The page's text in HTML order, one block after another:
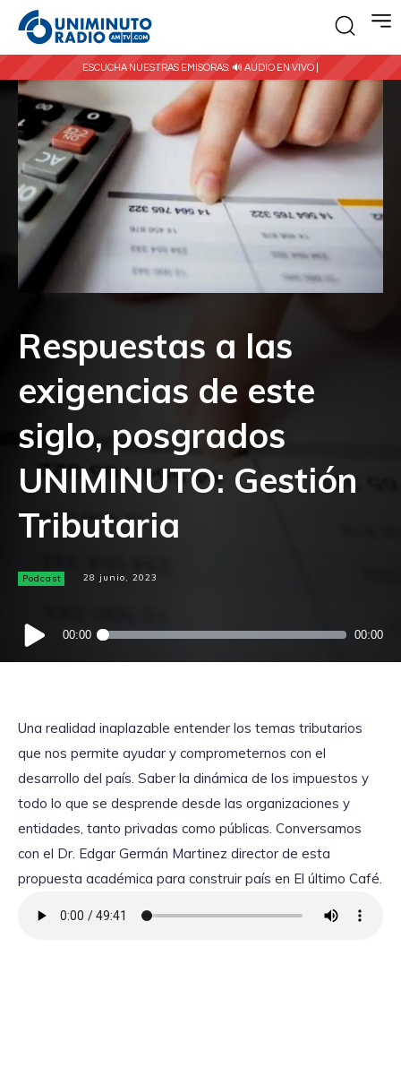
ESCUCHA NUESTRAS EMISORAS: 🔊 AUDIO EN VIVO |
Respuestas a las
exigencias de este
siglo, posgrados
UNIMINUTO: Gestión
Tributaria
Podcast 28 junio, 2023
Reproductor
de
audio
00:00 00:00
Una realidad inaplazable entender los temas tributarios
que nos permite ayudar y comprometernos con el
desarrollo del país. Saber la dinámica de los impuestos y
todo lo que se desprende desde las organizaciones y
entidades, tanto privadas como públicas. Conversamos
con el Dr. Edgar Germán Martinez director de esta
propuesta académica para construir país en El último Café.